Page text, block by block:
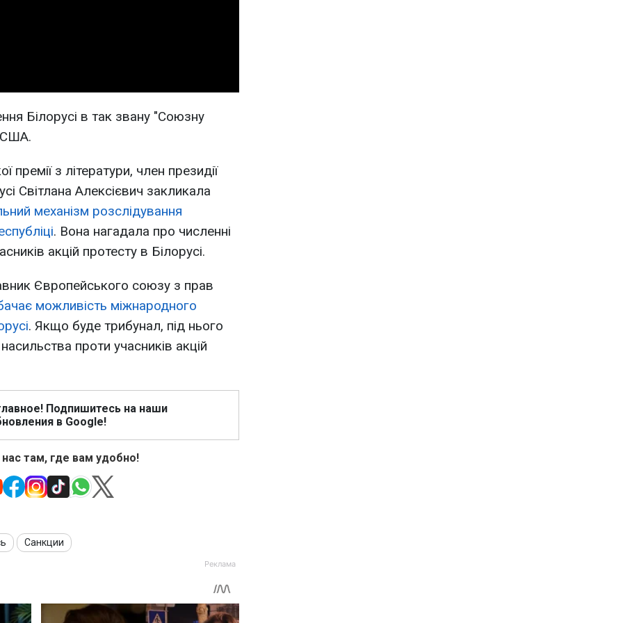
Білорусі в так звану "Союзну
США.
премії з літератури, член президії
Світлана Алексієвич закликала
механізм розслідування
. Вона нагадала про численні
акцій протесту в Білорусі.
Європейського союзу з прав
можливість міжнародного
. Якщо буде трибунал, під нього
проти учасників акцій
Подпишитесь на наши
в Google!
там, где вам удобно!
Санкции